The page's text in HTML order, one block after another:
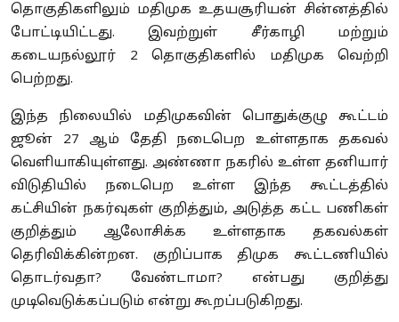
தொகுதிகளிலும் மதிமுக உதயசூரியன் சின்னத்தில்
போட்டியிட்டது. இவற்றுள் சீர்காழி மற்றும்
கடையநல்லூர் 2 தொகுதிகளில் மதிமுக வெற்றி
பெற்றது.
இந்த நிலையில் மதிமுகவின் பொதுக்குழு கூட்டம்
ஜூன் 27 ஆம் தேதி நடைபெற உள்ளதாக தகவல்
வெளியாகியுள்ளது. அண்ணா நகரில் உள்ள தனியார்
விடுதியில் நடைபெற உள்ள இந்த கூட்டத்தில்
கட்சியின் நகர்வுகள் குறித்தும், அடுத்த கட்ட பணிகள்
குறித்தும் ஆலோசிக்க உள்ளதாக தகவல்கள்
தெரிவிக்கின்றன. குறிப்பாக திமுக கூட்டணியில்
தொடர்வதா? வேண்டாமா? என்பது குறித்து
முடிவெடுக்கப்படும் என்று கூறப்படுகிறது.